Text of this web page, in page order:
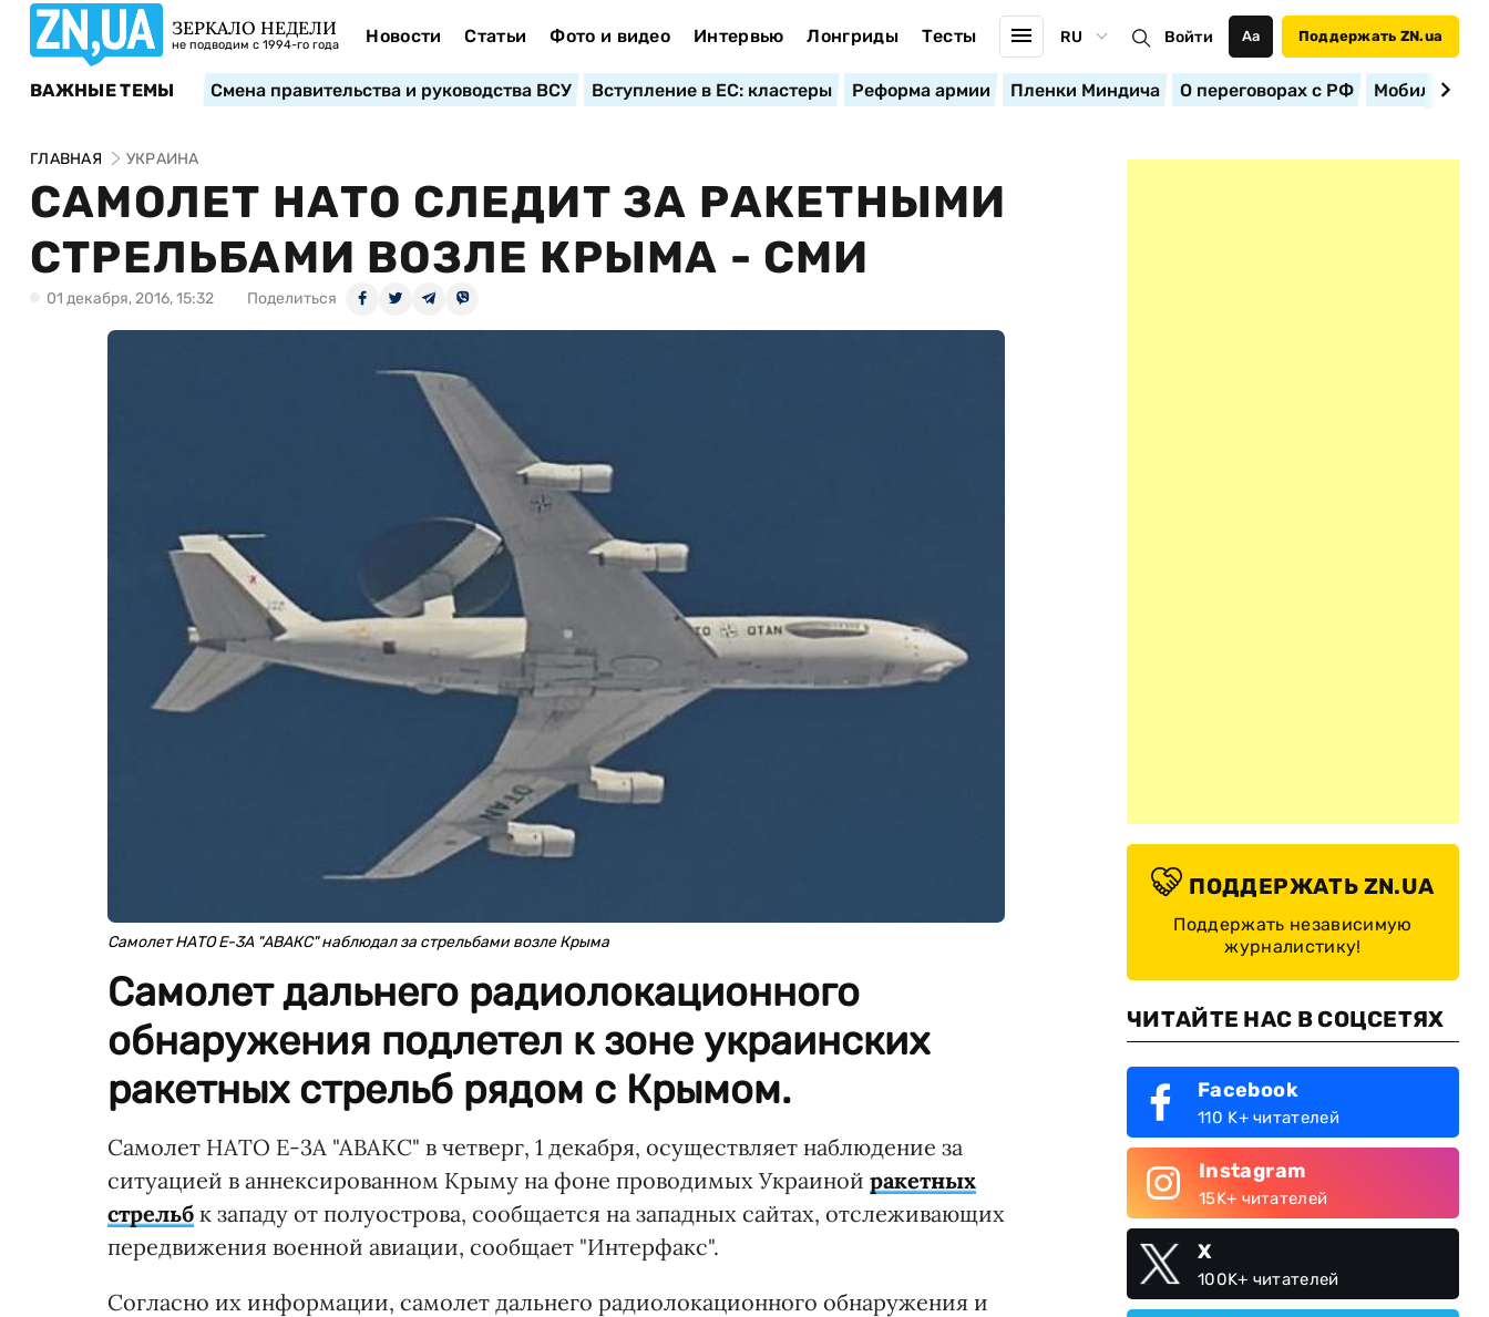
ЗЕРКАЛО НЕДЕЛИ
не подводим с 1994-го года Новости Статьи Фото и видео Интервью Лонгриды Тесты RU Войти Аа Поддержать ZN.ua
ВАЖНЫЕ ТЕМЫ Смена правительства и руководства ВСУ Вступление в ЕС: кластеры Реформа армии Пленки Миндича О переговорах с РФ
ГЛАВНАЯ УКРАИНА
САМОЛЕТ НАТО СЛЕДИТ ЗА РАКЕТНЫМИ
СТРЕЛЬБАМИ ВОЗЛЕ КРЫМА - СМИ
01 декабря, 2016, 15:32 Поделиться
Самолет НАТО Е-3А "АВАКС" наблюдал за стрельбами возле Крыма
Самолет дальнего радиолокационного
обнаружения подлетел к зоне украинских
ракетных стрельб рядом с Крымом.
Самолет НАТО Е-3А "АВАКС" в четверг, 1 декабря, осуществляет наблюдение за
ситуацией в аннексированном Крыму на фоне проводимых Украиной ракетных
стрельб к западу от полуострова, сообщается на западных сайтах, отслеживающих
передвижения военной авиации, сообщает "Интерфакс".
Согласно их информации, самолет дальнего радиолокационного обнаружения и
ПОДДЕРЖАТЬ ZN.UA
Поддержать независимую
журналистику!
ЧИТАЙТЕ НАС В СОЦСЕТЯХ
Facebook
110 K+ читателей
Instagram
15K+ читателей
X
100K+ читателей